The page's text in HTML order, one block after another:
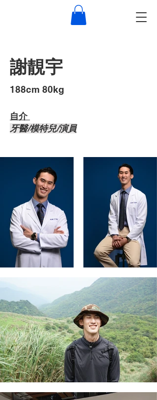
謝靚宇
​188cm 80kg
自介 ​
牙醫/模特兒/演員